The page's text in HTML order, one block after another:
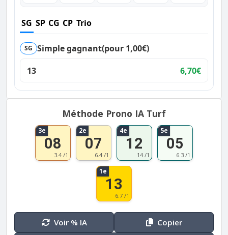
SG SP CG CP Trio
SG Simple gagnant(pour 1,00€)
13
6,70€
Méthode Prono IA Turf
3e
08
3.4 /1
2e
07
6.4 /1
4e
12
14 /1
5e
05
6.3 /1
1e
13
6.7 /1
Voir % IA Copier